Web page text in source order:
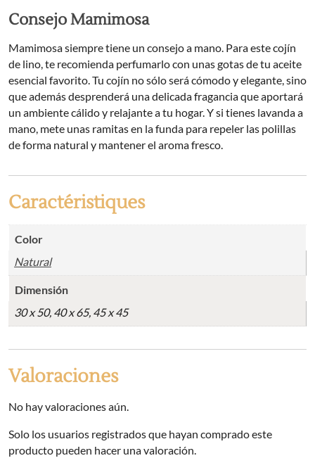
Consejo Mamimosa
Mamimosa siempre tiene un consejo a mano. Para este cojín
de lino, te recomienda perfumarlo con unas gotas de tu aceite
esencial favorito. Tu cojín no sólo será cómodo y elegante, sino
que además desprenderá una delicada fragancia que aportará
un ambiente cálido y relajante a tu hogar. Y si tienes lavanda a
mano, mete unas ramitas en la funda para repeler las polillas
de forma natural y mantener el aroma fresco.
Caractéristiques
Color
Natural
Dimensión
30 x 50, 40 x 65, 45 x 45
Valoraciones
No hay valoraciones aún.
Solo los usuarios registrados que hayan comprado este
producto pueden hacer una valoración.